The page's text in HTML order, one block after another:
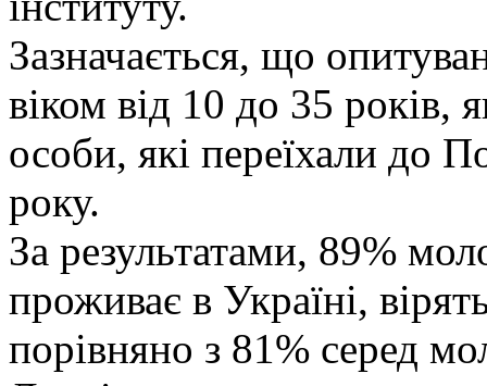
Зазначається, що
віком від 10 до 35 років,
особи, які переїхали до
року.
За результатами, 89%
проживає в Україні,
порівняно з 81% серед